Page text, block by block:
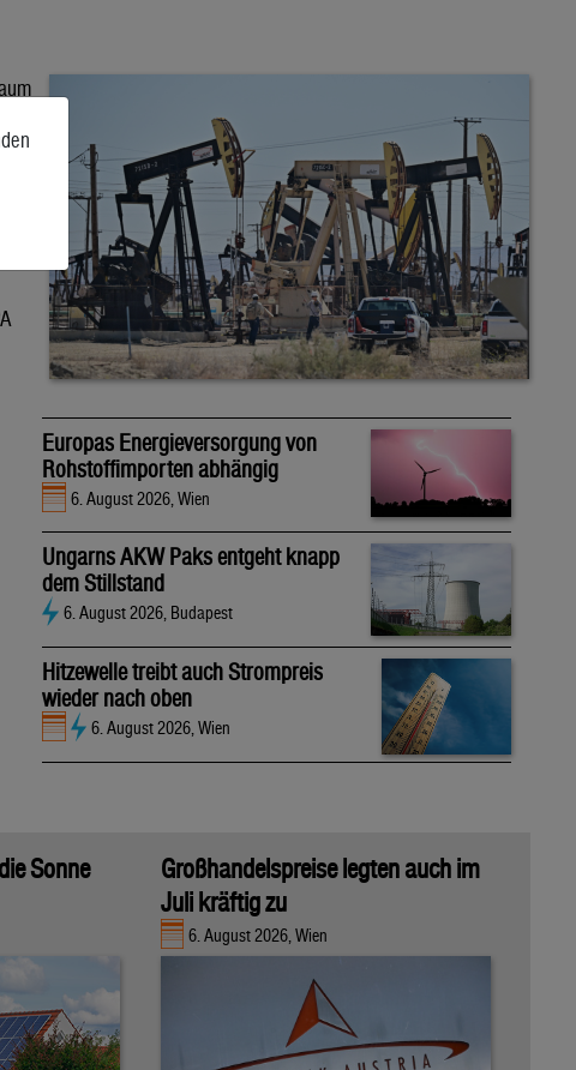
Europas Energieversorgung von
Rohstoffimporten abhängig
6. August 2026, Wien
Ungarns AKW Paks entgeht knapp
dem Stillstand
6. August 2026, Budapest
Hitzewelle treibt auch Strompreis
wieder nach oben
6. August 2026, Wien
Sonne
Großhandelspreise legten auch im
Juli kräftig zu
6. August 2026, Wien